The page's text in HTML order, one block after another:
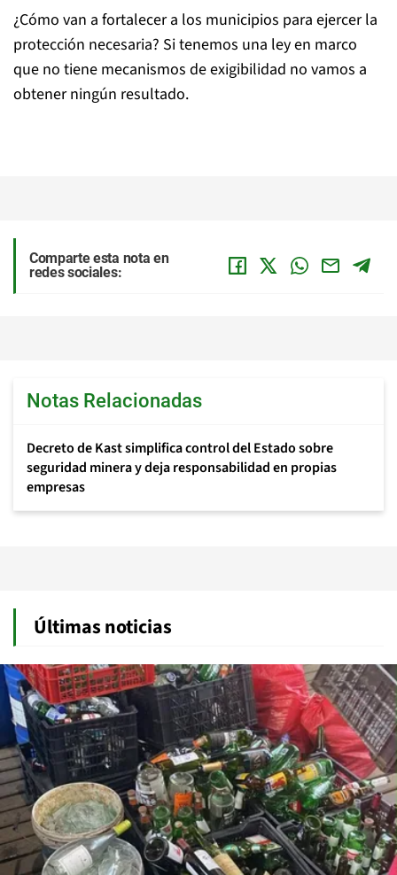
¿Cómo van a fortalecer a los municipios para ejercer la
protección necesaria? Si tenemos una ley en marco
que no tiene mecanismos de exigibilidad no vamos a
obtener ningún resultado.
Comparte esta nota en
redes sociales:
Notas Relacionadas
Decreto de Kast simplifica control del Estado sobre
seguridad minera y deja responsabilidad en propias
empresas
Últimas noticias